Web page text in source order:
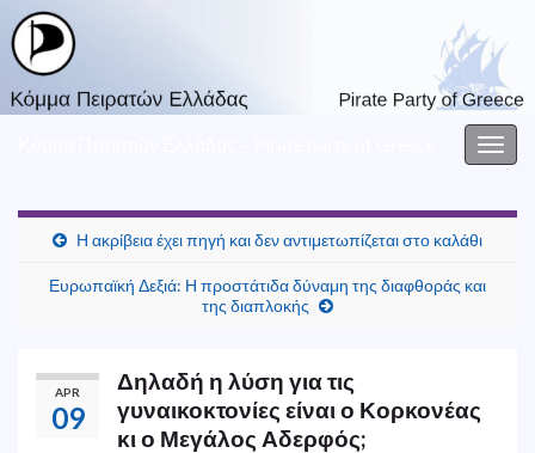
Η ακρίβεια έχει πηγή και δεν αντιμετωπίζεται στο καλάθι
Ευρωπαϊκή Δεξιά: Η προστάτιδα δύναμη της διαφθοράς και
της διαπλοκής
APR
09
Δηλαδή η λύση για τις
γυναικοκτονίες είναι ο Κορκονέας
κι ο Μεγάλος Αδερφός;